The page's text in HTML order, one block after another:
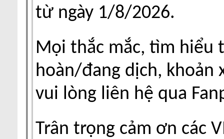
từ ngày 1/8/2026.
Mọi thắc mắc, tìm hiểu
hoàn/đang dịch, khoản
vui lòng liên hệ qua
Trân trọng cảm ơn các